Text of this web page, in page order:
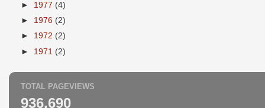
► 1977 (4)
► 1976 (2)
► 1972 (2)
► 1971 (2)
TOTAL PAGEVIEWS
936,690